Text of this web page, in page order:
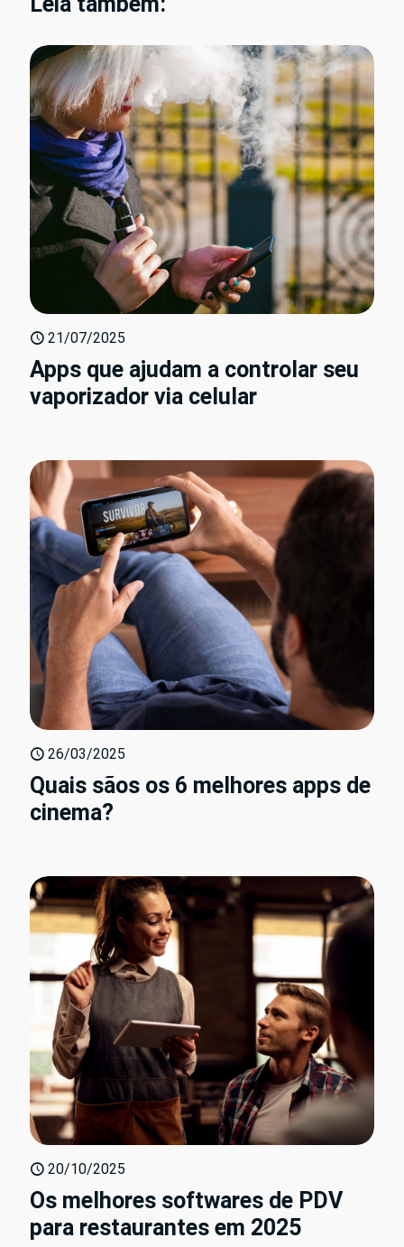
21/07/2025
Apps que ajudam a controlar seu
vaporizador via celular
26/03/2025
Quais sãos os 6 melhores apps de
cinema?
20/10/2025
Os melhores softwares de PDV
para restaurantes em 2025